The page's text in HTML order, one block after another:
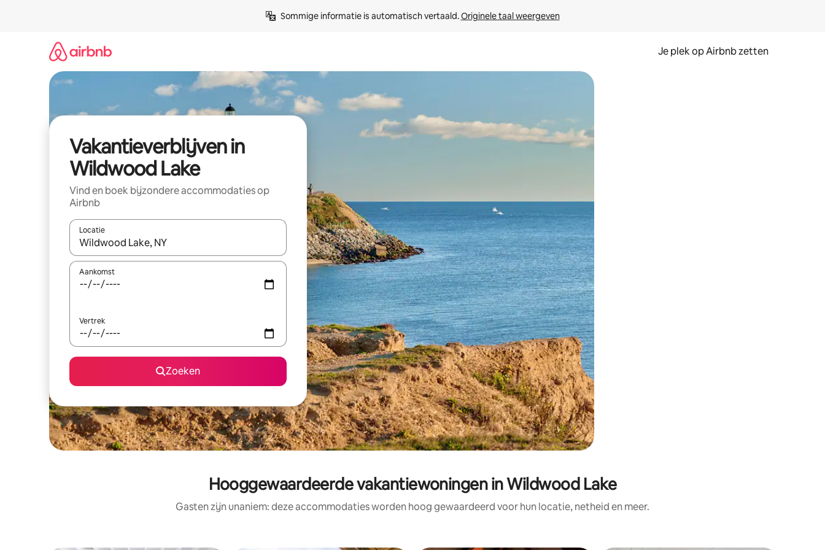
Sommige informatie is automatisch vertaald. Originele taal weergeven
Je plek op Airbnb zetten
Vakantieverblijven in
Wildwood Lake
Vind en boek bijzondere accommodaties op
Airbnb
Locatie
Wanneer er resultaten beschikbaar zijn, maak je een keuze met je de pijltjestoetsen omhoog en omlaag, óf door te tikken of swipen.
Aankomst
Vertrek
Zoeken
Hooggewaardeerde vakantiewoningen in Wildwood Lake
Gasten zijn unaniem: deze accommodaties worden hoog gewaardeerd voor hun locatie, netheid en meer.